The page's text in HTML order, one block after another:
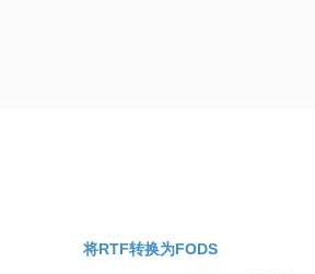
将RTF转换为FODS